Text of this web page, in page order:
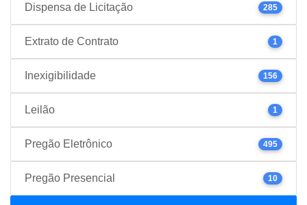
Dispensa de Licitação 285
Extrato de Contrato 1
Inexigibilidade 156
Leilão 1
Pregão Eletrônico 495
Pregão Presencial 10